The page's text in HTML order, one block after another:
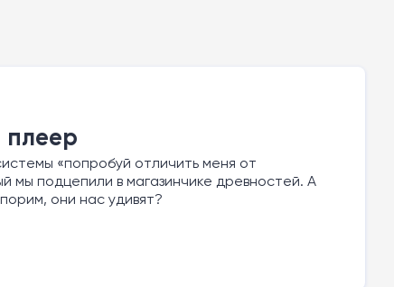
плеер
«попробуй отличить меня от
мы подцепили в магазинчике древностей. А
они нас удивят?